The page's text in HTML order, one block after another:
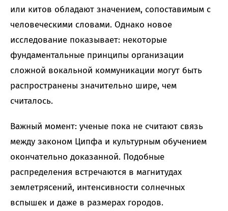
или китов обладают значением, сопоставимым с
человеческими словами. Однако новое
исследование показывает: некоторые
фундаментальные принципы организации
сложной вокальной коммуникации могут быть
распространены значительно шире, чем
считалось.
Важный момент: ученые пока не считают связь
между законом Ципфа и культурным обучением
окончательно доказанной. Подобные
распределения встречаются в магнитудах
землетрясений, интенсивности солнечных
вспышек и даже в размерах городов.